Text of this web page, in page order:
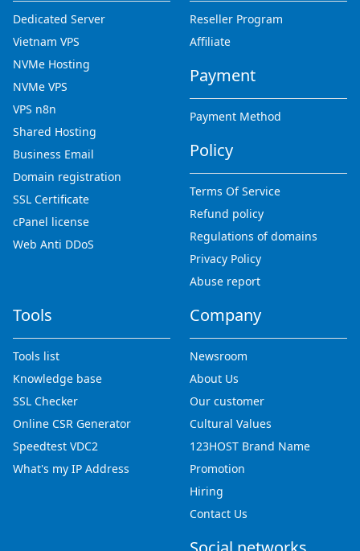
Dedicated Server
Vietnam VPS
NVMe Hosting
NVMe VPS
VPS n8n
Shared Hosting
Business Email
Domain registration
SSL Certificate
cPanel license
Web Anti DDoS
Reseller Program
Affiliate
Payment
Payment Method
Policy
Terms Of Service
Refund policy
Regulations of domains
Privacy Policy
Abuse report
Tools
Tools list
Knowledge base
SSL Checker
Online CSR Generator
Speedtest VDC2
What's my IP Address
Company
Newsroom
About Us
Our customer
Cultural Values
123HOST Brand Name
Promotion
Hiring
Contact Us